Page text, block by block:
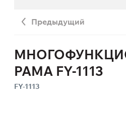
Предыдущий
РАМА FY-1113
FY-1113